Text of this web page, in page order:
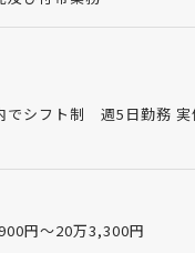
でシフト制 週5日勤務 実
円～20万3,300円